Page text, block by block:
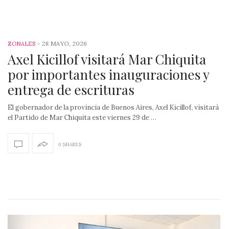
ZONALES - 28 MAYO, 2026
Axel Kicillof visitará Mar Chiquita
por importantes inauguraciones y
entrega de escrituras
El gobernador de la provincia de Buenos Aires, Axel Kicillof, visitará
el Partido de Mar Chiquita este viernes 29 de …
0 SHARES